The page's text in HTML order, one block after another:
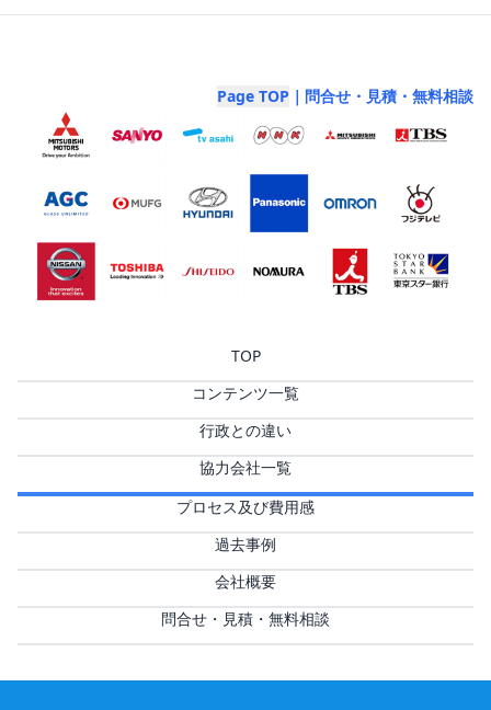
Page TOP ｜問合せ・見積・無料相談
TOP
コンテンツ一覧
行政との違い
協力会社一覧
プロセス及び費用感
過去事例
会社概要
問合せ・見積・無料相談